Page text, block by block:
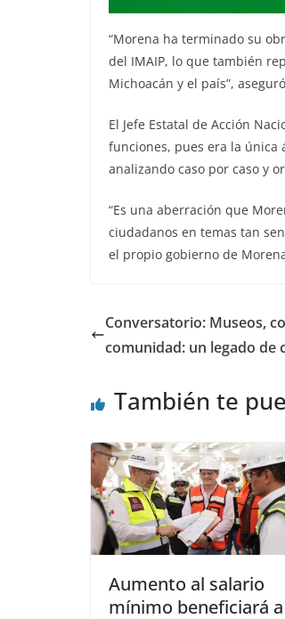
“Morena ha terminado su
del IMAIP, lo que también
Michoacán y el país”,
El Jefe Estatal de Acción
funciones, pues era la
analizando caso por caso y
“Es una aberración que
ciudadanos en temas tan
el propio gobierno de
Conversatorio: Museos,
comunidad: un legado de
También te
Aumento al salario
mínimo beneficiará a